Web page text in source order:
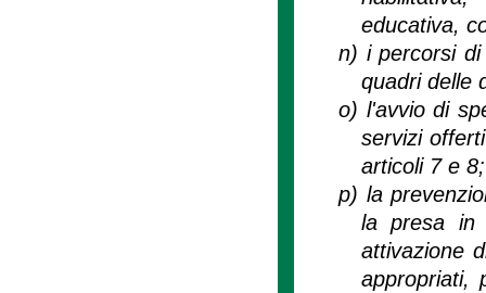
educativa,
n) i percorsi
quadri delle
o) l'avvio di
servizi
articoli 7 e 8;
p) la
la presa in
attivazione
appropriati,